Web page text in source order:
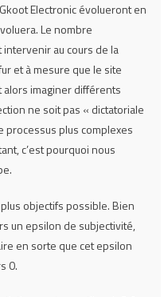
Electronic évolueront en
Le nombre
au cours de la
et à mesure que le site
imaginer différents
ne soit pas « dictatoriale
processus plus complexes
c’est pourquoi nous
objectifs possible. Bien
un epsilon de subjectivité,
en sorte que cet epsilon
0.